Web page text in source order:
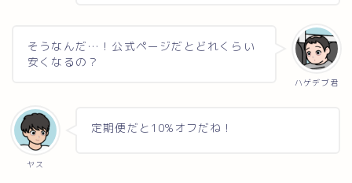
ハゲデブ君
そうなんだ…！公式ページだとどれくらい
安くなるの？
ヤス
定期便だと10%オフだね！